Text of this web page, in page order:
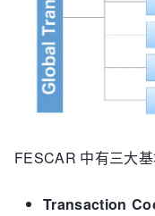
FESCAR 中有三大基
Transaction